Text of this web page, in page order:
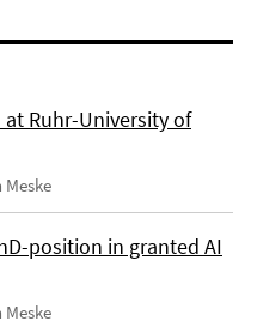
Ruhr-University of
position in granted AI